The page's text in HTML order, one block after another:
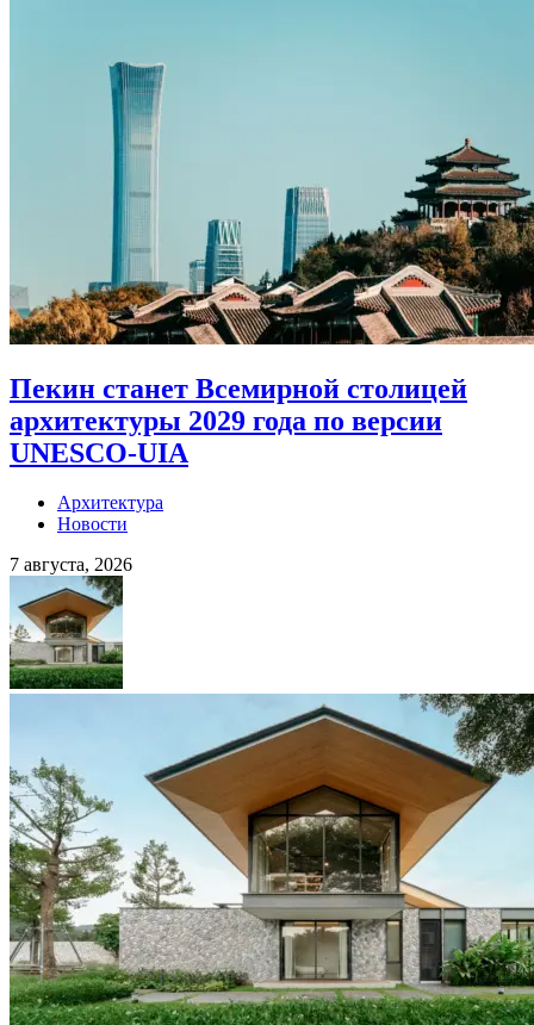
Пекин станет Всемирной столицей
архитектуры 2029 года по версии
UNESCO-UIA
Архитектура
Новости
7 августа, 2026